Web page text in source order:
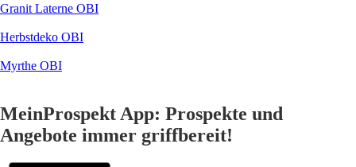
Granit Laterne OBI
Herbstdeko OBI
Myrthe OBI
MeinProspekt App: Prospekte und
Angebote immer griffbereit!